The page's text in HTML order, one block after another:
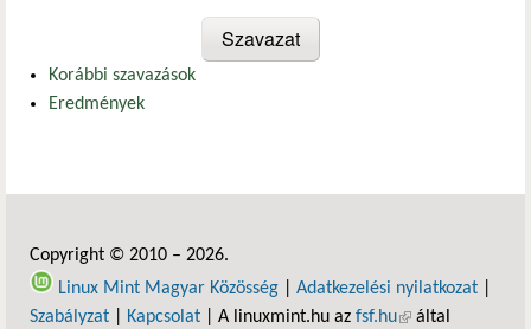
Korábbi szavazások
Eredmények
Copyright © 2010 – 2026.
Linux Mint Magyar Közösség
Adatkezelési nyilatkozat
Szabályzat
Kapcsolat | A linuxmint.hu az fsf.hu(külső hivatkozás)
által